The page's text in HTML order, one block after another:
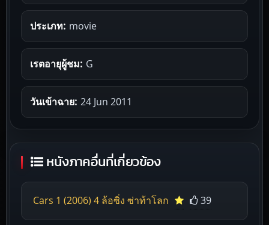
ประเภท: movie
เรตอายุผู้ชม: G
วันเข้าฉาย: 24 Jun 2011
หนังภาคอื่นที่เกี่ยวข้อง
Cars 1 (2006) 4 ล้อซิ่ง ซ่าท้าโลก 39